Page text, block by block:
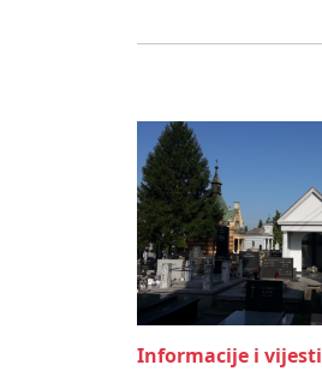
Informacije i vijesti